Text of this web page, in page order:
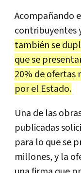
Acompañando
contribuyentes
también se
que se
20% de ofertas
por el Estado.
Una de las
publicadas
para lo que se
millones, y la